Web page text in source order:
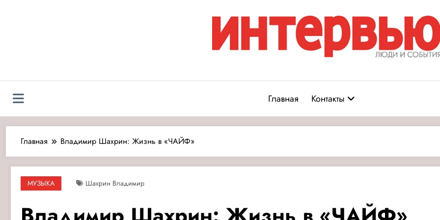
Журнал «Интервью: Люди и
Главная
Контакты
Главная Владимир Шахрин: Жизнь в «ЧАЙФ»
МУЗЫКА Шахрин Владимир